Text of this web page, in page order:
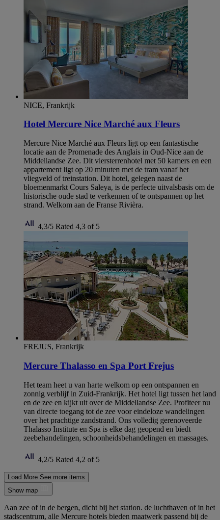
NICE, Frankrijk
Hotel Mercure Nice Marché aux Fleurs
Mercure Nice Marché aux Fleurs ligt op een fantastische
locatie aan de Promenade des Anglais in Oud-Nice aan de
Middellandse Zee. Dit viersterrenhotel met 50 kamers en een
appartement ligt op 20 minuten met de tram vanaf het
vliegveld of treinstation. Dit hotel, gelegen naast de
bloemenmarkt Cours Saleya, is de perfecte uitvalsbasis om de
historische oude stad te verkennen of te ontspannen op het
strand. Welkom aan de Franse Rivièra.
4,3/5 Rated 4,3 of 5
FREJUS, Frankrijk
Mercure Thalasso en Spa Port Frejus
Het team heet u van harte welkom op een ontspannen en
zonnig verblijf in Zuid-Frankrijk. Het hotel ligt tussen het land
en de zee en kijkt uit over de Middellandse Zee. Profiteer nu
van directe toegang tot de zee voor eindeloze wandelingen
over het prachtige zandstrand. Ons volledig gerenoveerde
Thalasso Institute en Spa is elke dag geopend en biedt
zeebehandelingen, schoonheidsbehandelingen en massages.
4,2/5 Rated 4,2 of 5
Load More See more items
Show map
Aan zee of in de bergen, dicht bij het station. de luchthaven of in het
stadscentrum, alle Mercure hotels bieden maatwerk passend bij de